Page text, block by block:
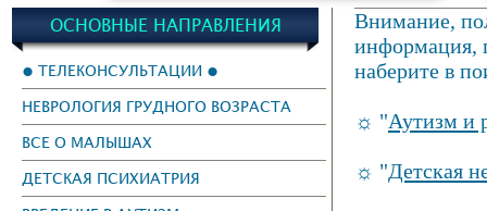
ОСНОВНЫЕ НАПРАВЛЕНИЯ
● ТЕЛЕКОНСУЛЬТАЦИИ ●
НЕВРОЛОГИЯ ГРУДНОГО ВОЗРАСТА
ВСЕ О МАЛЫШАХ
ДЕТСКАЯ ПСИХИАТРИЯ
Внимание,
информация,
наберите в
☼ "Аутизм и
☼ "Детская